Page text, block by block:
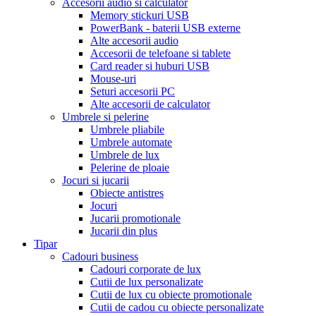
Memory stickuri USB
PowerBank - baterii USB externe
Alte accesorii audio
Accesorii de telefoane si tablete
Card reader si huburi USB
Mouse-uri
Seturi accesorii PC
Alte accesorii de calculator
Umbrele si pelerine
Umbrele pliabile
Umbrele automate
Umbrele de lux
Pelerine de ploaie
Jocuri si jucarii
Obiecte antistres
Jocuri
Jucarii promotionale
Jucarii din plus
Tipar
Cadouri business
Cadouri corporate de lux
Cutii de lux personalizate
Cutii de lux cu obiecte promotionale
Cutii de cadou cu obiecte personalizate